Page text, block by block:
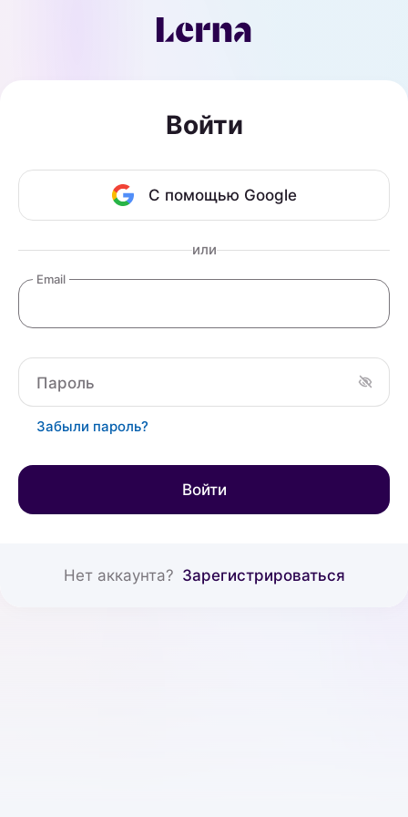
Войти
С помощью Google
или
Email
Пароль
Забыли пароль?
Войти
Нет аккаунта? Зарегистрироваться